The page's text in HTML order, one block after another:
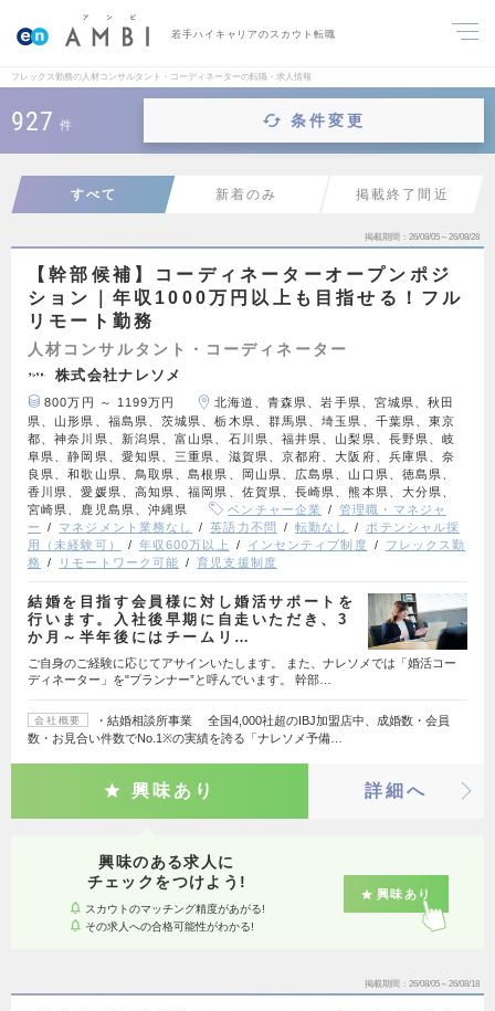
若手ハイキャリアのスカウト転職
フレックス勤務の人材コンサルタント・コーディネーターの転職・求人情報
927 件 条件変更
すべて 新着のみ 掲載終了間近
掲載期間 26/08/05～26/08/28
【幹部候補】コーディネーターオープンポジ
ション｜年収1000万円以上も目指せる！フル
リモート勤務
人材コンサルタント・コーディネーター
株式会社ナレソメ
800万円 ～ 1199万円
北海道、青森県、岩手県、宮城県、秋田
県、山形県、福島県、茨城県、栃木県、群馬県、埼玉県、千葉県、東京
都、神奈川県、新潟県、富山県、石川県、福井県、山梨県、長野県、岐
阜県、静岡県、愛知県、三重県、滋賀県、京都府、大阪府、兵庫県、奈
良県、和歌山県、鳥取県、島根県、岡山県、広島県、山口県、徳島県、
香川県、愛媛県、高知県、福岡県、佐賀県、長崎県、熊本県、大分県、
宮崎県、鹿児島県、沖縄県
ベンチャー企業
管理職・マネジャ
ー
マネジメント業務なし 英語力不問 転勤なし
ポテンシャル採
用（未経験可）
年収600万以上 インセンティブ制度
フレックス勤
務
リモートワーク可能 育児支援制度
結婚を目指す会員様に対し婚活サポートを
行います。入社後早期に自走いただき、3
か月～半年後にはチームリ…
ご自身のご経験に応じてアサインいたします。 また、ナレソメでは「婚活コー
ディネーター」を"プランナー”と呼んでいます。 幹部…
会社概要
・結婚相談所事業 全国4,000社超のIBJ加盟店中、成婚数・会員
数・お見合い件数でNo.1※の実績を誇る「ナレソメ予備…
興味あり 詳細へ
興味のある求人に
チェックをつけよう!
スカウトのマッチング精度があがる!
その求人への合格可能性がわかる!
興味あり
掲載期間 26/08/05～26/08/18